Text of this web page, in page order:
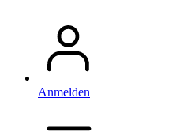
Anmelden